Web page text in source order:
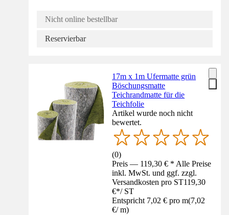
Nicht online bestellbar
Reservierbar
17m x 1m Ufermatte grün
Böschungsmatte
Teichrandmatte für die
Teichfolie
Artikel wurde noch nicht
bewertet.
(0)
Preis — 119,30 € * Alle Preise
inkl. MwSt. und ggf. zzgl.
Versandkosten pro ST119,30
€*/ ST
Entspricht 7,02 € pro m(7,02
€/ m)